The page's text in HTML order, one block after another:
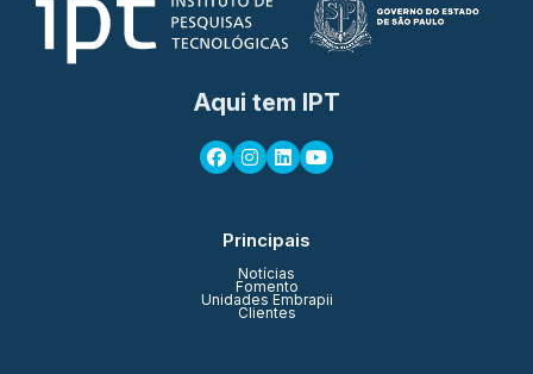
Aqui tem IPT
Principais
Notícias
Fomento
Unidades Embrapii
Clientes